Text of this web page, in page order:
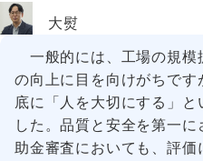
大熨
一般的には、工場の規模
の向上に目を向けがちです
底に「人を大切にする」と
した。品質と安全を第一
助金審査においても、評